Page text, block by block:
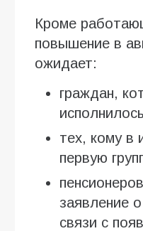
Кроме
повышение в
ожидает:
граждан,
тех, кому в
первую
заявление
связи с